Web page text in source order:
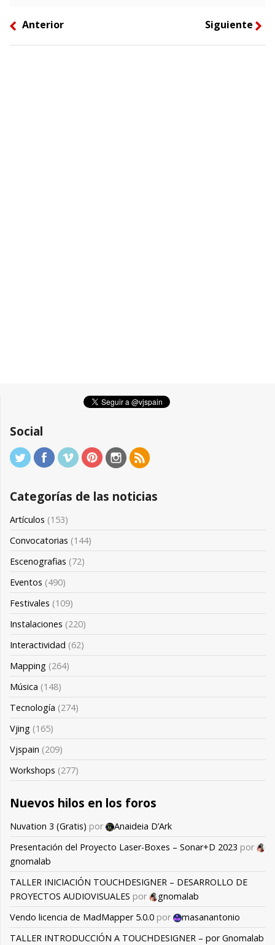
left Anterior Siguiente right
Social
Categorías de las noticias
Artículos (153)
Convocatorias (144)
Escenografias (72)
Eventos (490)
Festivales (109)
Instalaciones (220)
Interactividad (62)
Mapping (264)
Música (148)
Tecnología (274)
Vjing (165)
Vjspain (209)
Workshops (277)
Nuevos hilos en los foros
Nuvation 3 (Gratis) por
Anaideia D’Ark
Presentación del Proyecto Laser-Boxes – Sonar+D 2023 por
gnomalab
TALLER INICIACIÓN TOUCHDESIGNER – DESARROLLO DE
PROYECTOS AUDIOVISUALES por
gnomalab
Vendo licencia de MadMapper 5.0.0 por
masanantonio
TALLER INTRODUCCIÓN A TOUCHDESIGNER – por Gnomalab